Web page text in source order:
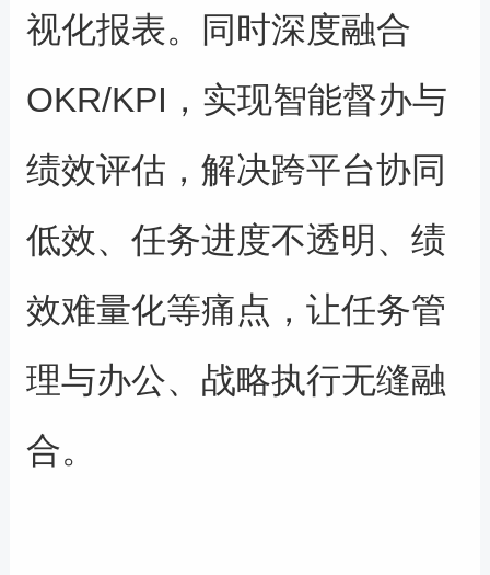
视化报表。同时深度融合
OKR/KPI ，实现智能督办与
绩效评估，解决跨平台协同
低效、任务进度不透明、绩
效难量化等痛点，让任务管
理与办公、战略执行无缝融
合。